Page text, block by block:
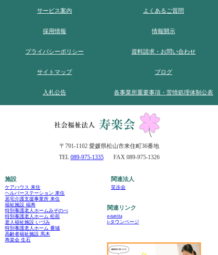
サービス案内 よくあるご質問
採用情報 情報開示
プライバシーポリシー 資料請求・お問い合わせ
サイトマップ ブログ
入札公告 各事業所重要事項・苦情処理体制公表
〒791-1102 愛媛県松山市来住町36番地
TEL 089-975-1335 FAX 089-975-1326
施設
ケアハウス 来住
ヘルパーステーション 来住
居宅介護支援事業所 来住
福祉施設 福寿
特別養護老人ホームみぞのべ
特別養護老人ホーム 松前
老人福祉施設 いづみ
特別養護老人ホーム 番城
高齢者福祉施設 馬木
寿楽会 生石
関連法人
笑歩会
関連リンク
e-navita
i-タウンページ